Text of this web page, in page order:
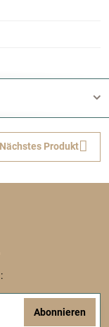
Nächstes Produkt
Abonnieren